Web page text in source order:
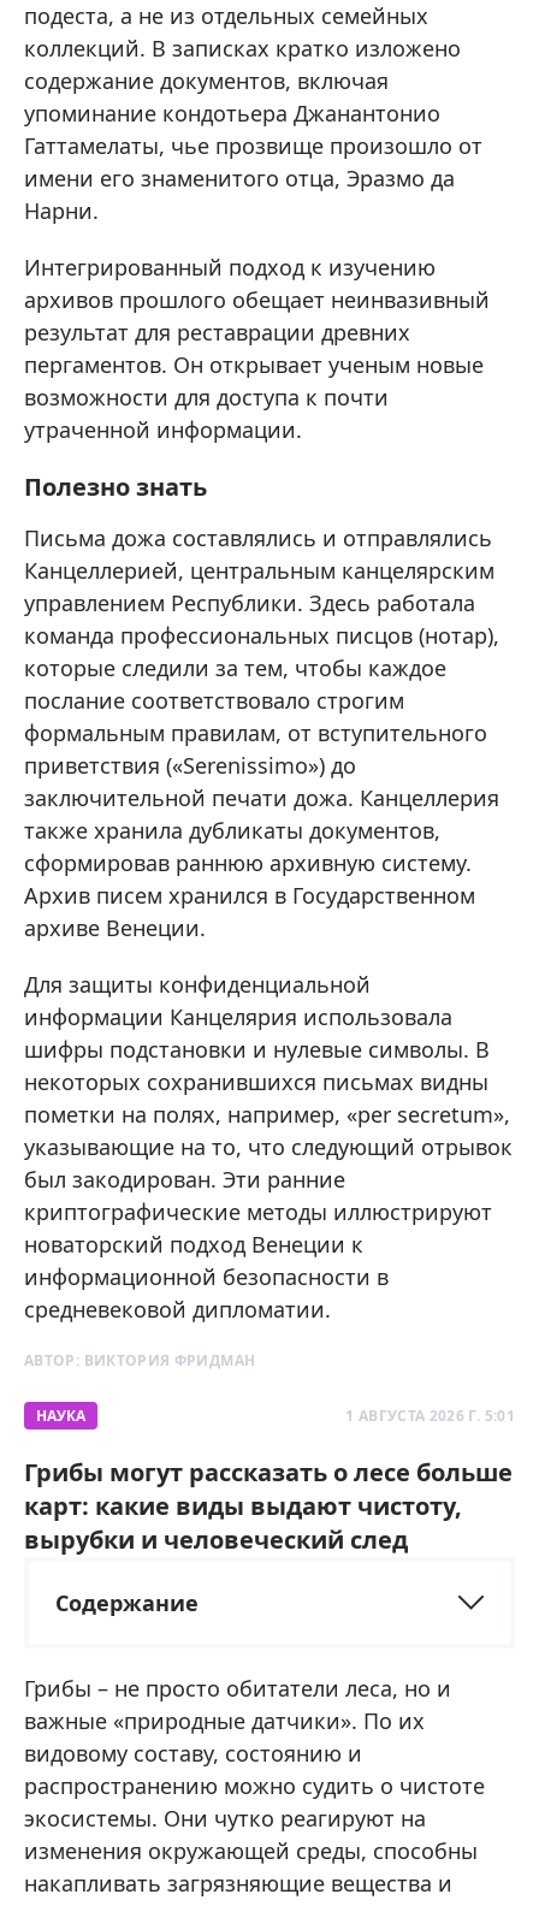
подеста, а не из отдельных семейных
коллекций. В записках кратко изложено
содержание документов, включая
упоминание кондотьера Джанантонио
Гаттамелаты, чье прозвище произошло от
имени его знаменитого отца, Эразмо да
Нарни.
Интегрированный подход к изучению
архивов прошлого обещает неинвазивный
результат для реставрации древних
пергаментов. Он открывает ученым новые
возможности для доступа к почти
утраченной информации.
Полезно знать
Письма дожа составлялись и отправлялись
Канцеллерией, центральным канцелярским
управлением Республики. Здесь работала
команда профессиональных писцов (нотар),
которые следили за тем, чтобы каждое
послание соответствовало строгим
формальным правилам, от вступительного
приветствия («Serenissimo») до
заключительной печати дожа. Канцеллерия
также хранила дубликаты документов,
сформировав раннюю архивную систему.
Архив писем хранился в Государственном
архиве Венеции.
Для защиты конфиденциальной
информации Канцелярия использовала
шифры подстановки и нулевые символы. В
некоторых сохранившихся письмах видны
пометки на полях, например, «per secretum»,
указывающие на то, что следующий отрывок
был закодирован. Эти ранние
криптографические методы иллюстрируют
новаторский подход Венеции к
информационной безопасности в
средневековой дипломатии.
АВТОР: ВИКТОРИЯ ФРИДМАН
НАУКА 1 АВГУСТА 2026 Г. 5:01
Грибы могут рассказать о лесе больше
карт: какие виды выдают чистоту,
вырубки и человеческий след
Содержание
Грибы – не просто обитатели леса, но и
важные «природные датчики». По их
видовому составу, состоянию и
распространению можно судить о чистоте
экосистемы. Они чутко реагируют на
изменения окружающей среды, способны
накапливать загрязняющие вещества и